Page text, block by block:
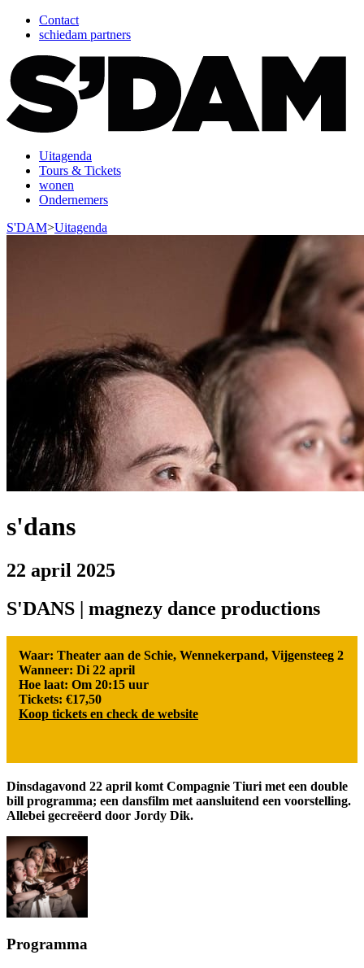
Contact
schiedam partners
Uitagenda
Tours & Tickets
wonen
Ondernemers
S'DAM>Uitagenda
s'dans
22 april 2025
S'DANS | magnezy dance productions
Waar: Theater aan de Schie, Wennekerpand, Vijgensteeg 2
Wanneer: Di 22 april
Hoe laat: Om 20:15 uur
Tickets: €17,50
Koop tickets en check de website
Dinsdagavond 22 april komt Compagnie Tiuri met een double
bill programma; een dansfilm met aansluitend een voorstelling.
Allebei gecreëerd door Jordy Dik.
Programma